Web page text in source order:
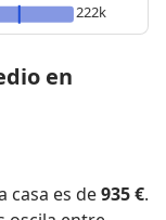
222k
en
casa es de935 €.